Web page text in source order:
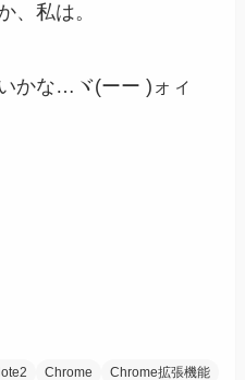
、私は。
かな…ヾ(ーー )ォィ
Chrome Chrome拡張機能